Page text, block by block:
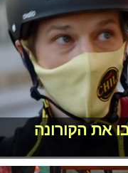
את הקורונה